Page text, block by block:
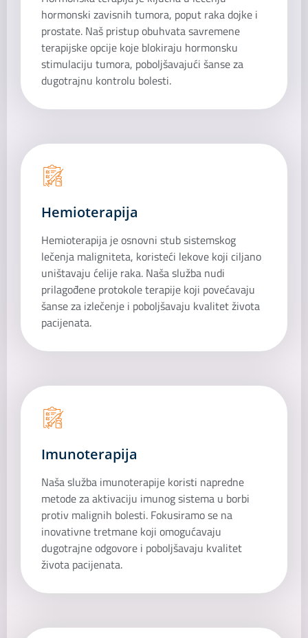
hormonski zavisnih tumora, poput raka dojke i
prostate. Naš pristup obuhvata savremene
terapijske opcije koje blokiraju hormonsku
stimulaciju tumora, poboljšavajući šanse za
dugotrajnu kontrolu bolesti.
Hemioterapija
Hemioterapija je osnovni stub sistemskog
lečenja maligniteta, koristeći lekove koji ciljano
uništavaju ćelije raka. Naša služba nudi
prilagođene protokole terapije koji povećavaju
šanse za izlečenje i poboljšavaju kvalitet života
pacijenata.
Imunoterapija
Naša služba imunoterapije koristi napredne
metode za aktivaciju imunog sistema u borbi
protiv malignih bolesti. Fokusiramo se na
inovativne tretmane koji omogućavaju
dugotrajne odgovore i poboljšavaju kvalitet
života pacijenata.